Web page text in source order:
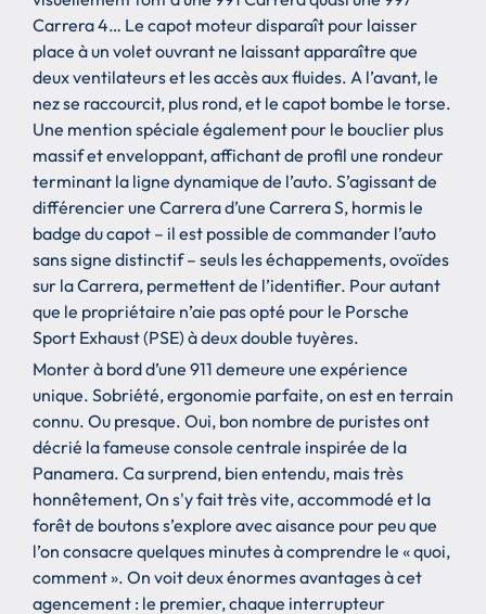
Carrera 4… Le capot moteur disparaît pour laisser
place à un volet ouvrant ne laissant apparaître que
deux ventilateurs et les accès aux fluides. A l’avant, le
nez se raccourcit, plus rond, et le capot bombe le torse.
Une mention spéciale également pour le bouclier plus
massif et enveloppant, affichant de profil une rondeur
terminant la ligne dynamique de l’auto. S’agissant de
différencier une Carrera d’une Carrera S, hormis le
badge du capot – il est possible de commander l’auto
sans signe distinctif – seuls les échappements, ovoïdes
sur la Carrera, permettent de l’identifier. Pour autant
que le propriétaire n’aie pas opté pour le Porsche
Sport Exhaust (PSE) à deux double tuyères.
Monter à bord d’une 911 demeure une expérience
unique. Sobriété, ergonomie parfaite, on est en terrain
connu. Ou presque. Oui, bon nombre de puristes ont
décrié la fameuse console centrale inspirée de la
Panamera. Ca surprend, bien entendu, mais très
honnêtement, On s'y fait très vite, accommodé et la
forêt de boutons s’explore avec aisance pour peu que
l’on consacre quelques minutes à comprendre le « quoi,
comment ». On voit deux énormes avantages à cet
agencement : le premier, chaque interrupteur